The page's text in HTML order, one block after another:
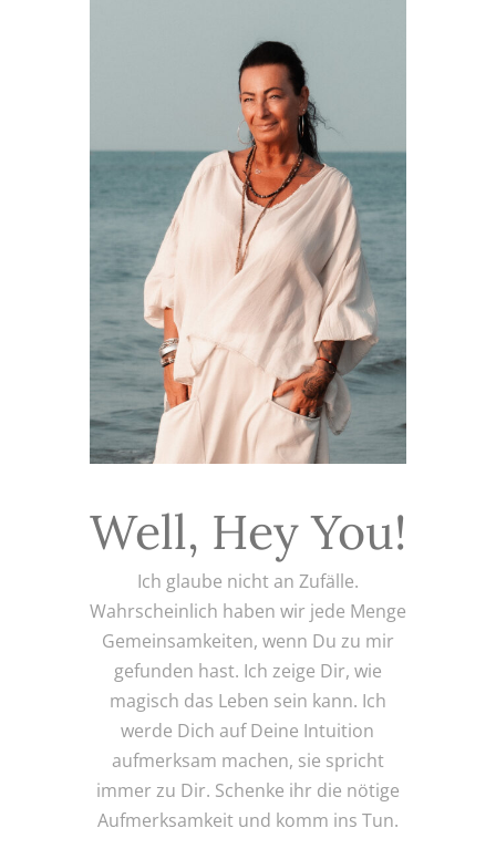
Well, Hey You!
Ich glaube nicht an Zufälle.
Wahrscheinlich haben wir jede Menge
Gemeinsamkeiten, wenn Du zu mir
gefunden hast. Ich zeige Dir, wie
magisch das Leben sein kann. Ich
werde Dich auf Deine Intuition
aufmerksam machen, sie spricht
immer zu Dir. Schenke ihr die nötige
Aufmerksamkeit und komm ins Tun.